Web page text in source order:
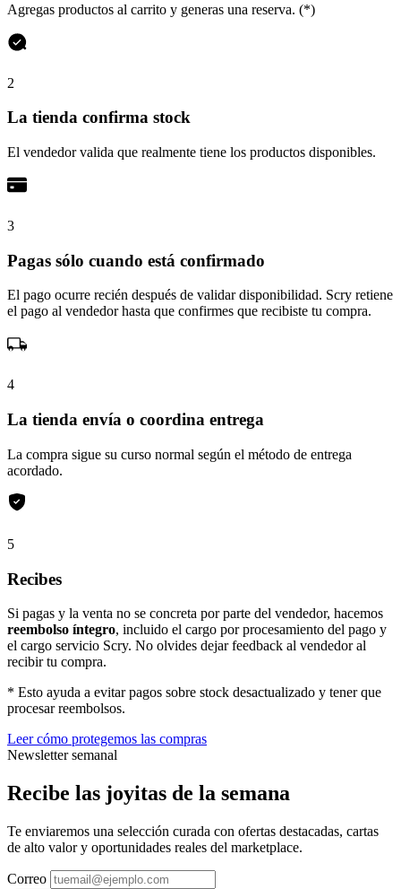
Agregas productos al carrito y generas una reserva. (*)
2
La tienda confirma stock
El vendedor valida que realmente tiene los productos disponibles.
3
Pagas sólo cuando está confirmado
El pago ocurre recién después de validar disponibilidad. Scry retiene
el pago al vendedor hasta que confirmes que recibiste tu compra.
4
La tienda envía o coordina entrega
La compra sigue su curso normal según el método de entrega
acordado.
5
Recibes
Si pagas y la venta no se concreta por parte del vendedor, hacemos
reembolso íntegro, incluido el cargo por procesamiento del pago y
el cargo servicio Scry. No olvides dejar feedback al vendedor al
recibir tu compra.
* Esto ayuda a evitar pagos sobre stock desactualizado y tener que
procesar reembolsos.
Leer cómo protegemos las compras
Newsletter semanal
Recibe las joyitas de la semana
Te enviaremos una selección curada con ofertas destacadas, cartas
de alto valor y oportunidades reales del marketplace.
Correo